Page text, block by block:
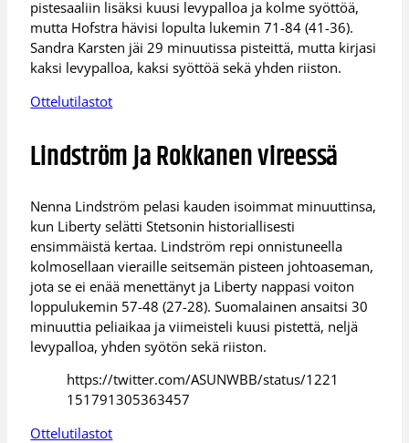
pistesaaliin lisäksi kuusi levypalloa ja kolme syöttöä,
mutta Hofstra hävisi lopulta lukemin 71-84 (41-36).
Sandra Karsten jäi 29 minuutissa pisteittä, mutta kirjasi
kaksi levypalloa, kaksi syöttöä sekä yhden riiston.
Ottelutilastot
Lindström ja Rokkanen vireessä
Nenna Lindström pelasi kauden isoimmat minuuttinsa,
kun Liberty selätti Stetsonin historiallisesti
ensimmäistä kertaa. Lindström repi onnistuneella
kolmosellaan vieraille seitsemän pisteen johtoaseman,
jota se ei enää menettänyt ja Liberty nappasi voiton
loppulukemin 57-48 (27-28). Suomalainen ansaitsi 30
minuuttia peliaikaa ja viimeisteli kuusi pistettä, neljä
levypalloa, yhden syötön sekä riiston.
https://twitter.com/ASUNWBB/status/1221
151791305363457
Ottelutilastot